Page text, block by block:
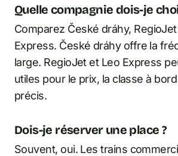
Quelle compagnie dois-je
Comparez České dráhy,
Express. České dráhy offre la
large. RegioJet et Leo Express
utiles pour le prix, la classe à
précis.
Dois-je réserver une place ?
Souvent, oui. Les trains